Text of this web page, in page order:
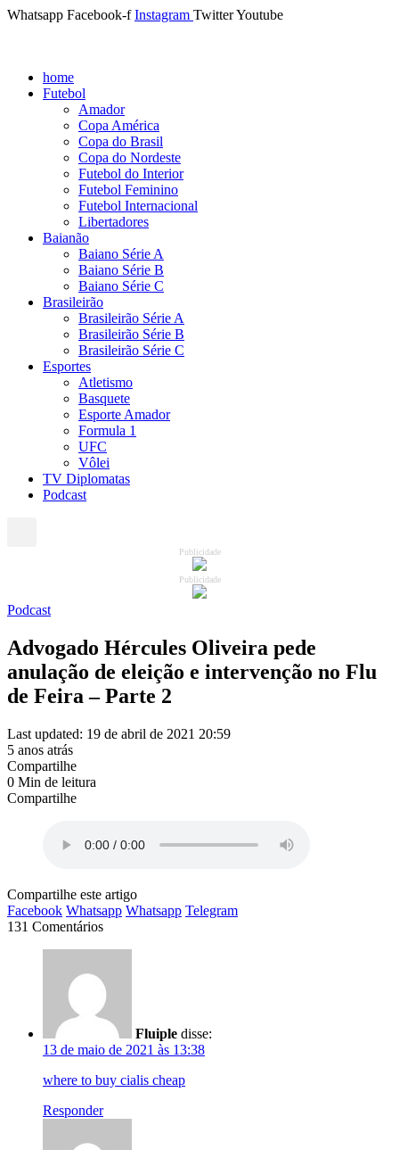
Whatsapp Facebook-f Instagram TwitterYoutube
home
Futebol
Amador
Copa América
Copa do Brasil
Copa do Nordeste
Futebol do Interior
Futebol Feminino
Futebol Internacional
Libertadores
Baianão
Baiano Série A
Baiano Série B
Baiano Série C
Brasileirão
Brasileirão Série A
Brasileirão Série B
Brasileirão Série C
Esportes
Atletismo
Basquete
Esporte Amador
Formula 1
UFC
Vôlei
TV Diplomatas
Podcast
Publicidade
Publicidade
Podcast
Advogado Hércules Oliveira pede
anulação de eleição e intervenção no Flu
de Feira – Parte 2
Last updated: 19 de abril de 2021 20:59
5 anos atrás
Compartilhe
0 Min de leitura
Compartilhe
Compartilhe este artigo
Facebook Whatsapp Whatsapp Telegram
131 Comentários
Fluiple disse:
13 de maio de 2021 às 13:38
where to buy cialis cheap
Responder